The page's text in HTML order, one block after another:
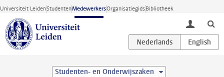
Ga direct naar de inhoud
Universiteit LeidenStudentenMedewerkersOrganisatiegidsBibliotheek
toggle
Studenten- en Onderwijszaken